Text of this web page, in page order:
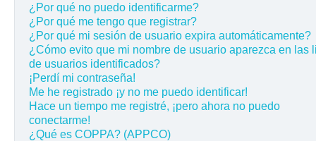
¿Por qué no puedo identificarme?
¿Por qué me tengo que registrar?
¿Por qué mi sesión de usuario expira automáticamente?
¿Cómo evito que mi nombre de usuario aparezca en las
de usuarios identificados?
¡Perdí mi contraseña!
Me he registrado ¡y no me puedo identificar!
Hace un tiempo me registré, ¡pero ahora no puedo
conectarme!
¿Qué es COPPA? (APPCO)